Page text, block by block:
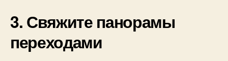
3. Свяжите панорамы
переходами